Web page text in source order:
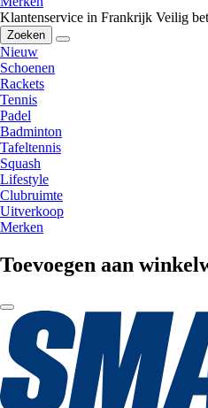
Klantenservice in Frankrijk Veilig
Zoeken
Nieuw
Schoenen
Rackets
Tennis
Padel
Badminton
Tafeltennis
Squash
Lifestyle
Clubruimte
Uitverkoop
Merken
Toevoegen aan